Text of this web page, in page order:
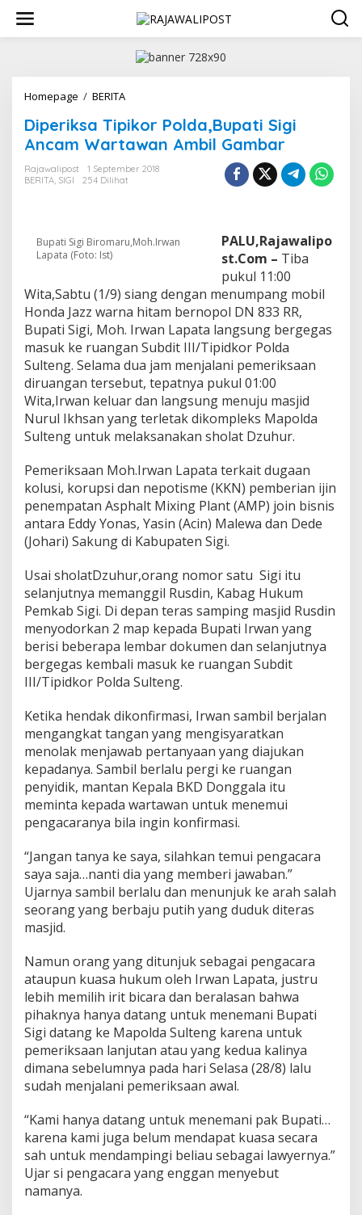
w
Homepage / BERITA
p
e
r
i
k
i
o
r
P
o
d
a
,
B
u
p
t
i
S
i
g
i
n
c
a
m
W
a
r
t
a
n
A
m
i
G
m
b
a
r
Diperiksa Tipikor Polda,Bupati Sigi
Ancam Wartawan Ambil Gambar
Rajawalipost
1 September 2018
BERITA, SIGI 254 Dilihat
Bupati Sigi Biromaru,Moh.Irwan
Lapata (Foto: Ist)
PALU,Rajawalipo
st.Com – Tiba
pukul 11:00
Wita,Sabtu (1/9) siang dengan menumpang mobil
Honda Jazz warna hitam bernopol DN 833 RR,
Bupati Sigi, Moh. Irwan Lapata langsung bergegas
masuk ke ruangan Subdit III/Tipidkor Polda
Sulteng. Selama dua jam menjalani pemeriksaan
diruangan tersebut, tepatnya pukul 01:00
Wita,Irwan keluar dan langsung menuju masjid
Nurul Ikhsan yang terletak dikompleks Mapolda
Sulteng untuk melaksanakan sholat Dzuhur.
Pemeriksaan Moh.Irwan Lapata terkait dugaan
kolusi, korupsi dan nepotisme (KKN) pemberian ijin
penempatan Asphalt Mixing Plant (AMP) join bisnis
antara Eddy Yonas, Yasin (Acin) Malewa dan Dede
(Johari) Sakung di Kabupaten Sigi.
Usai sholatDzuhur,orang nomor satu Sigi itu
selanjutnya memanggil Rusdin, Kabag Hukum
Pemkab Sigi. Di depan teras samping masjid Rusdin
menyodorkan 2 map kepada Bupati Irwan yang
berisi beberapa lembar dokumen dan selanjutnya
bergegas kembali masuk ke ruangan Subdit
III/Tipidkor Polda Sulteng.
Ketika hendak dikonfirmasi, Irwan sambil berjalan
mengangkat tangan yang mengisyaratkan
menolak menjawab pertanyaan yang diajukan
kepadanya. Sambil berlalu pergi ke ruangan
penyidik, mantan Kepala BKD Donggala itu
meminta kepada wartawan untuk menemui
pengacaranya bila ingin konfirmasi.
“Jangan tanya ke saya, silahkan temui pengacara
saya saja…nanti dia yang memberi jawaban.”
Ujarnya sambil berlalu dan menunjuk ke arah salah
seorang yang berbaju putih yang duduk diteras
masjid.
Namun orang yang ditunjuk sebagai pengacara
ataupun kuasa hukum oleh Irwan Lapata, justru
lebih memilih irit bicara dan beralasan bahwa
pihaknya hanya datang untuk menemani Bupati
Sigi datang ke Mapolda Sulteng karena untuk
pemeriksaan lanjutan atau yang kedua kalinya
dimana sebelumnya pada hari Selasa (28/8) lalu
sudah menjalani pemeriksaan awal.
“Kami hanya datang untuk menemani pak Bupati…
karena kami juga belum mendapat kuasa secara
sah untuk mendampingi beliau sebagai lawyernya.”
Ujar si pengacara yang enggan menyebut
namanya.